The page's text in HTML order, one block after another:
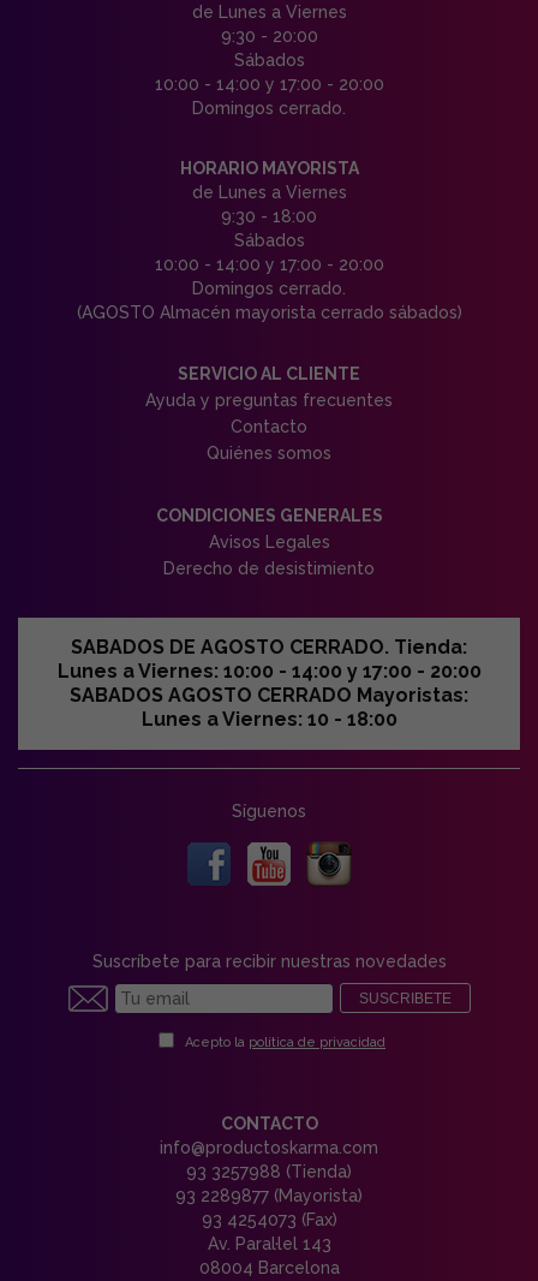
de Lunes a Viernes
9:30 - 20:00
Sábados
10:00 - 14:00 y 17:00 - 20:00
Domingos cerrado.
HORARIO MAYORISTA
de Lunes a Viernes
9:30 - 18:00
Sábados
10:00 - 14:00 y 17:00 - 20:00
Domingos cerrado.
(AGOSTO Almacén mayorista cerrado sábados)
SERVICIO AL CLIENTE
Ayuda y preguntas frecuentes
Contacto
Quiénes somos
CONDICIONES GENERALES
Avisos Legales
Derecho de desistimiento
SABADOS DE AGOSTO CERRADO. Tienda:
Lunes a Viernes: 10:00 - 14:00 y 17:00 - 20:00
SABADOS AGOSTO CERRADO Mayoristas:
Lunes a Viernes: 10 - 18:00
Síguenos
Suscríbete para recibir nuestras novedades
SUSCRIBETE
Acepto la política de privacidad
CONTACTO
info@productoskarma.com
93 3257988 (Tienda)
93 2289877 (Mayorista)
93 4254073 (Fax)
Av. Paral·lel 143
08004 Barcelona